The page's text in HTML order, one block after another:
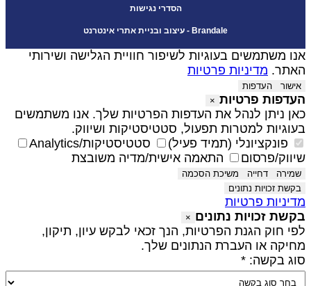
הסדרי נגישות
Brandale - עיצוב ובניית אתרי אינטרנט
משתמשים בעוגיות לשיפור חוויית הגלישה ושירותי
מדיניות פרטיות
אישור העדפות
פרטיות ×
ניתן לנהל את העדפות הפרטיות שלך. אנו משתמשים
למטרות תפעול, סטטיסטיקות ושיווק.
פונקציונלי (תמיד פעיל)
סטטיסטיקות/Analytics
פרסום
התאמה אישית/מדיה משובצת
שמירה דחייה
משיכת הסכמה
בקשת זכויות נתונים
פרטיות
זכויות נתונים ×
חוק הגנת הפרטיות, הנך זכאי לבקש עיון, תיקון,
או העברת הנתונים שלך.
בקשה: *